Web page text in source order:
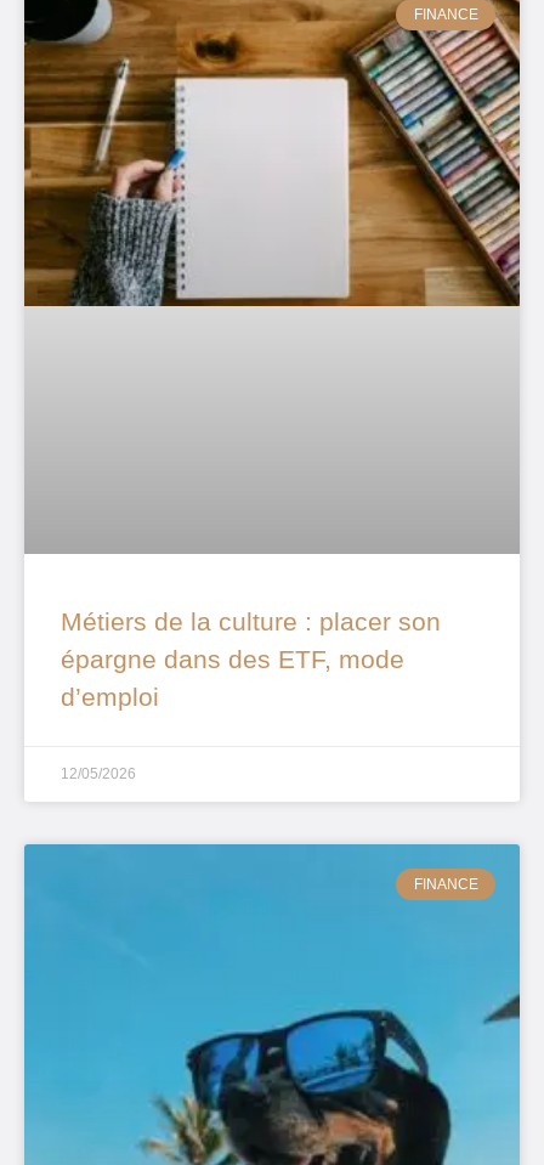
FINANCE
Métiers de la culture : placer son
épargne dans des ETF, mode
d’emploi
12/05/2026
FINANCE